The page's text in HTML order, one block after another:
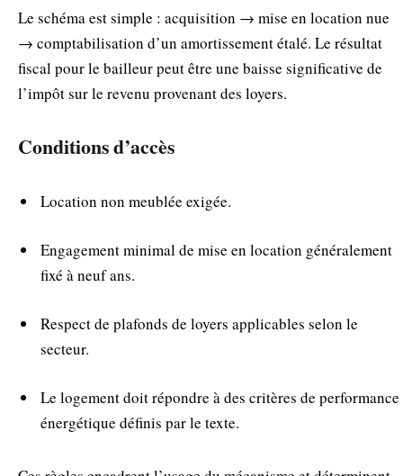
Le schéma est simple : acquisition → mise en location nue
→ comptabilisation d’un amortissement étalé. Le résultat
fiscal pour le bailleur peut être une baisse significative de
l’impôt sur le revenu provenant des loyers.
Conditions d’accès
Location non meublée exigée.
Engagement minimal de mise en location généralement
fixé à neuf ans.
Respect de plafonds de loyers applicables selon le
secteur.
Le logement doit répondre à des critères de performance
énergétique définis par le texte.